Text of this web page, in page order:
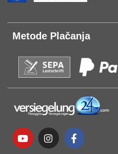
Metode Plačanja